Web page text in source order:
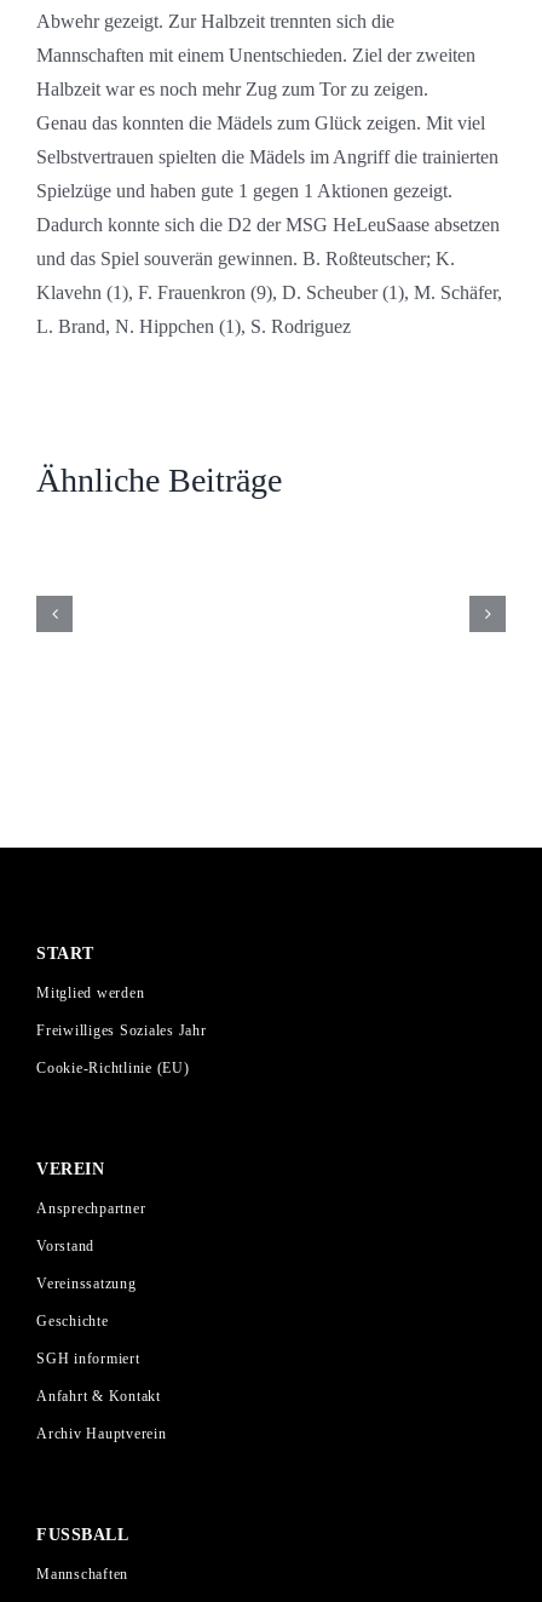
Abwehr gezeigt. Zur Halbzeit trennten sich die
Mannschaften mit einem Unentschieden. Ziel der zweiten
Halbzeit war es noch mehr Zug zum Tor zu zeigen.
Genau das konnten die Mädels zum Glück zeigen. Mit viel
Selbstvertrauen spielten die Mädels im Angriff die trainierten
Spielzüge und haben gute 1 gegen 1 Aktionen gezeigt.
Dadurch konnte sich die D2 der MSG HeLeuSaase absetzen
und das Spiel souverän gewinnen. B. Roßteutscher; K.
Klavehn (1), F. Frauenkron (9), D. Scheuber (1), M. Schäfer,
L. Brand, N. Hippchen (1), S. Rodriguez
Ähnliche Beiträge
START
Mitglied werden
Freiwilliges Soziales Jahr
Cookie-Richtlinie (EU)
VEREIN
Ansprechpartner
Vorstand
Vereinssatzung
Geschichte
SGH informiert
Anfahrt & Kontakt
Archiv Hauptverein
FUSSBALL
Mannschaften